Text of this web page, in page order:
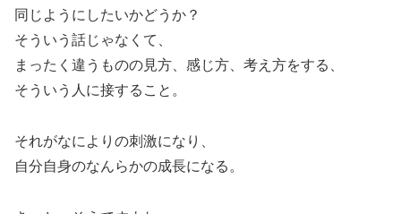
同じようにしたいかどうか？
そういう話じゃなくて、
まったく違うものの見方、感じ方、考え方をする、
そういう人に接すること。
それがなによりの刺激になり、
自分自身のなんらかの成長になる。